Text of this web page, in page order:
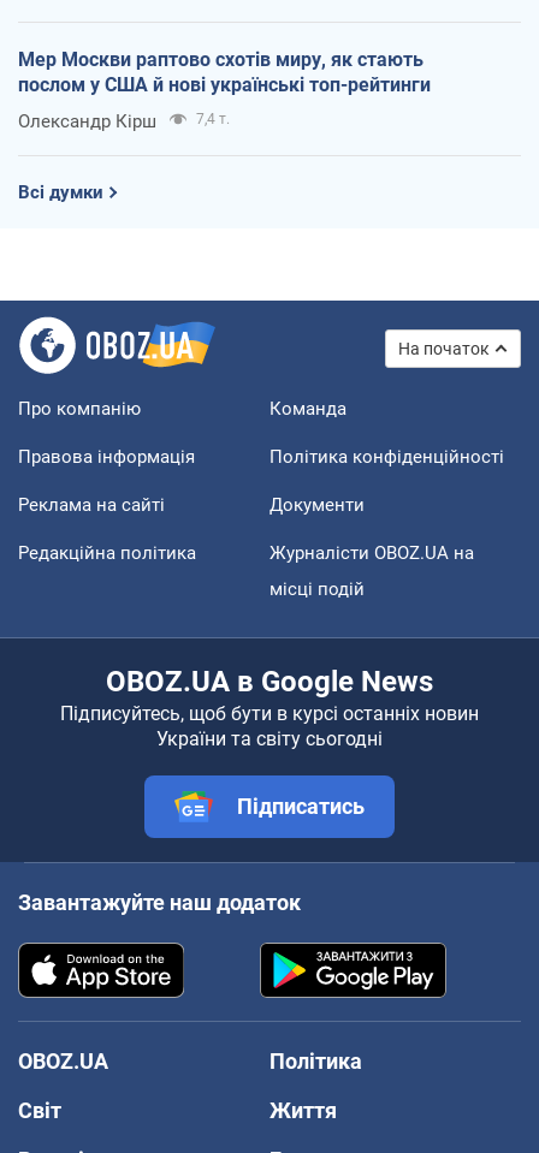
Мер Москви раптово схотів миру, як стають
послом у США й нові українські топ-рейтинги
Олександр Кірш 7,4 т.
Всі думки
На початок
Про компанію Команда
Правова інформація Політика конфіденційності
Реклама на сайті Документи
Редакційна політика
Журналісти OBOZ.UA на
місці подій
OBOZ.UA в Google News
Підписуйтесь, щоб бути в курсі останніх новин
України та світу сьогодні
Підписатись
Завантажуйте наш додаток
OBOZ.UA
Політика
Світ
Життя